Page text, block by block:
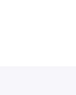
Instagram